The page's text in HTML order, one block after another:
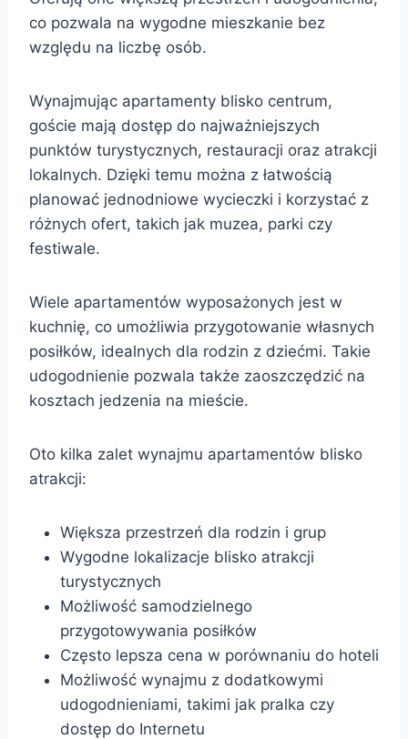
co pozwala na wygodne mieszkanie bez
względu na liczbę osób.
Wynajmując apartamenty blisko centrum,
goście mają dostęp do najważniejszych
punktów turystycznych, restauracji oraz atrakcji
lokalnych. Dzięki temu można z łatwością
planować jednodniowe wycieczki i korzystać z
różnych ofert, takich jak muzea, parki czy
festiwale.
Wiele apartamentów wyposażonych jest w
kuchnię, co umożliwia przygotowanie własnych
posiłków, idealnych dla rodzin z dziećmi. Takie
udogodnienie pozwala także zaoszczędzić na
kosztach jedzenia na mieście.
Oto kilka zalet wynajmu apartamentów blisko
atrakcji:
Większa przestrzeń dla rodzin i grup
Wygodne lokalizacje blisko atrakcji
turystycznych
Możliwość samodzielnego
przygotowywania posiłków
Często lepsza cena w porównaniu do hoteli
Możliwość wynajmu z dodatkowymi
udogodnieniami, takimi jak pralka czy
dostęp do Internetu